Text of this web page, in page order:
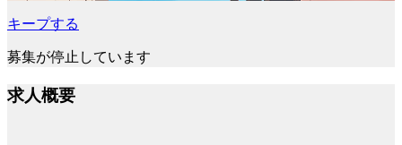
キープする
募集が停止しています
求人概要